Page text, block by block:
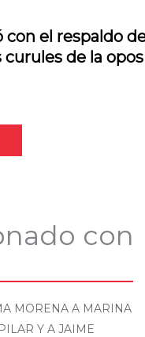
el respaldo
curules de la
con
MORENA A MARINA
Y A JAIME